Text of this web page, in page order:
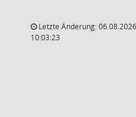
Letzte Änderung: 06.08.2026
10:03:23